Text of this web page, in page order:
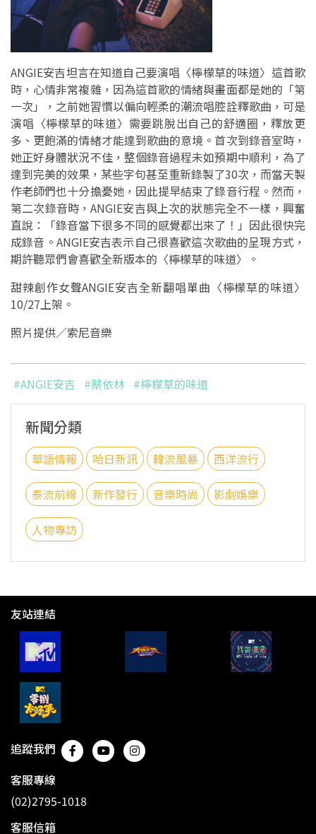
ANGIE安吉坦言在知道自己要演唱〈檸檬草的味道〉這首歌
時，心情非常複雜，因為這首歌的情緒與畫面都是她的「第
一次」，之前她習慣以偏向輕柔的潮流唱腔詮釋歌曲，可是
演唱〈檸檬草的味道〉需要跳脫出自己的舒適圈，釋放更
多、更飽滿的情緒才能達到歌曲的意境。首次到錄音室時，
她正好身體狀況不佳，整個錄音過程未如預期中順利，為了
達到完美的效果，某些字句甚至重新錄製了30次，而當天製
作老師們也十分擔憂她，因此提早結束了錄音行程。然而，
第二次錄音時，ANGIE安吉與上次的狀態完全不一樣，興奮
直說：「錄音當下很多不同的感覺都出來了！」因此很快完
成錄音。ANGIE安吉表示自己很喜歡這次歌曲的呈現方式，
期許聽眾們會喜歡全新版本的〈檸檬草的味道〉。
甜辣創作女聲ANGIE安吉全新翻唱單曲〈檸檬草的味道〉
10/27上架。
照片提供／索尼音樂
#ANGIE安吉 #蔡依林 #檸檬草的味道
新聞分類
華語情報 哈日新訊 韓流風暴 西洋流行
泰流前線 新作發行 音樂時尚 影劇娛樂
人物專訪
友站連結
追蹤我們
客服專線
(02)2795-1018
客服信箱